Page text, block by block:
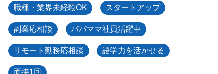
職種・業界未経験OK スタートアップ
副業応相談 パパママ社員活躍中
リモート勤務応相談 語学力を活かせる
面接1回